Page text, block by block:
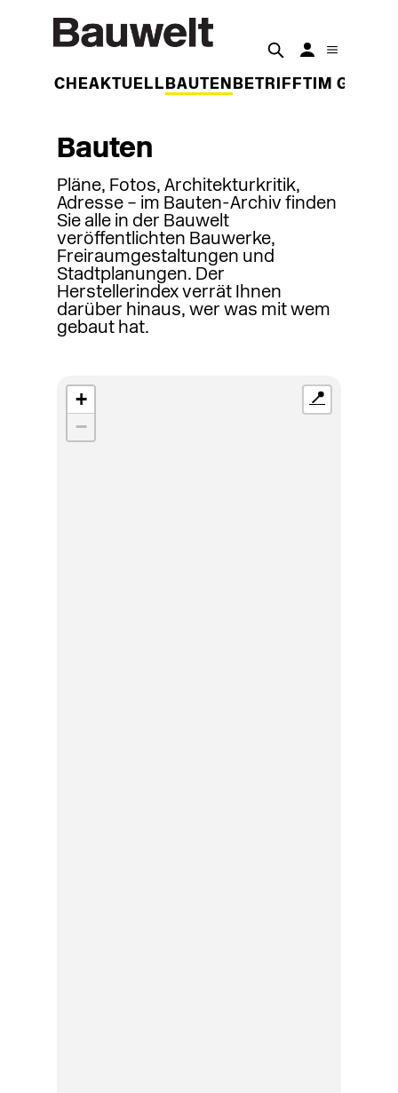
WOCHEAKTUELL BAUTEN BETRIFFT IM
Bauten
Pläne, Fotos, Architekturkritik,
Adresse – im Bauten-Archiv finden
Sie alle in der Bauwelt
veröffentlichten Bauwerke,
Freiraumgestaltungen und
Stadtplanungen. Der
Herstellerindex verrät Ihnen
darüber hinaus, wer was mit wem
gebaut hat.
+
−
📍